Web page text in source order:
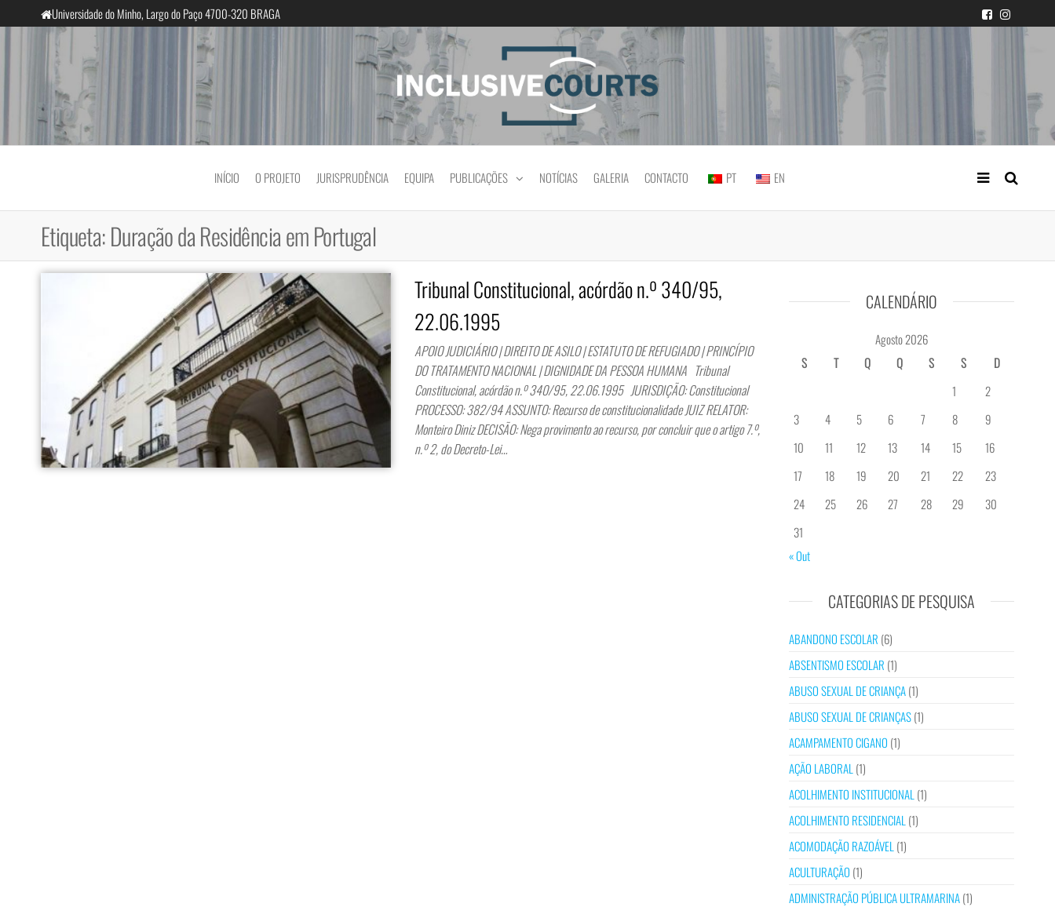
para
Universidade do Minho, Largo do Paço 4700-320 BRAGA
InclusiveCourts Igualdade e diferença cultural na prática judicial portuguesa
INÍCIO O PROJETO JURISPRUDÊNCIA EQUIPA PUBLICAÇÕES NOTÍCIAS GALERIA CONTACTO PT EN
Etiqueta:Duração da Residência em Portugal
Tribunal Constitucional, acórdão n.º 340/95,
22.06.1995
APOIO JUDICIÁRIO | DIREITO DE ASILO | ESTATUTO DE REFUGIADO | PRINCÍPIO
DO TRATAMENTO NACIONAL | DIGNIDADE DA PESSOA HUMANA Tribunal
Constitucional, acórdão n.º 340/95, 22.06.1995 JURISDIÇÃO: Constitucional
PROCESSO: 382/94 ASSUNTO: Recurso de constitucionalidade JUIZ RELATOR:
Monteiro Diniz DECISÃO: Nega provimento ao recurso, por concluir que o artigo 7.º,
n.º 2, do Decreto-Lei…
CALENDÁRIO
Agosto 2026
S
T Q Q S S
D
1
2
3
4 5 6 7 8
9
10
11 12 13 14 15
16
17
18 19 20 21 22
23
24
25 26 27 28 29
30
31
« Out
CATEGORIAS DE PESQUISA
ABANDONO ESCOLAR (6)
ABSENTISMO ESCOLAR (1)
ABUSO SEXUAL DE CRIANÇA(1)
ABUSO SEXUAL DE CRIANÇAS(1)
ACAMPAMENTO CIGANO (1)
AÇÃO LABORAL (1)
ACOLHIMENTO INSTITUCIONAL (1)
ACOLHIMENTO RESIDENCIAL (1)
ACOMODAÇÃO RAZOÁVEL (1)
ACULTURAÇÃO (1)
ADMINISTRAÇÃO PÚBLICA ULTRAMARINA(1)